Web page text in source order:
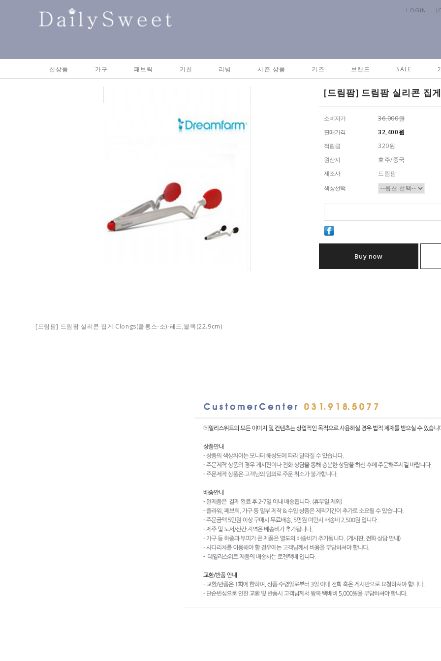
LOGIN
신상품 가구 패브릭 키친 리빙 시즌 상품 키즈 브랜드 SALE
[드림팜] 드림팜 실리콘 집
소비자가
36,000원
판매가격
32,400원
적립금
320원
원산지
호주/중국
제조사
드림팜
색상선택
Buy now
[드림팜] 드림팜 실리콘 집게 Clongs(클롱스-소)-레드,블랙(22.9cm)